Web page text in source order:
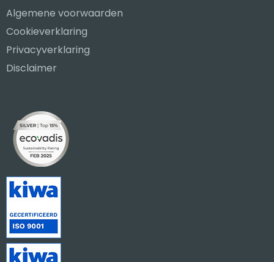
Algemene voorwaarden
Cookieverklaring
Privacyverklaring
Disclaimer